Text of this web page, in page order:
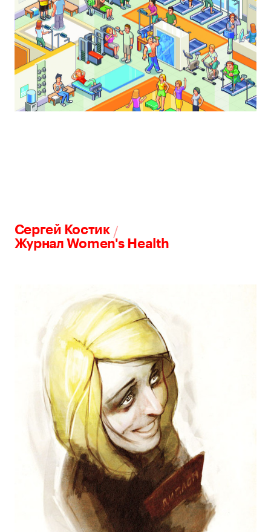
Сергей Костик/
Журнал Women's Health